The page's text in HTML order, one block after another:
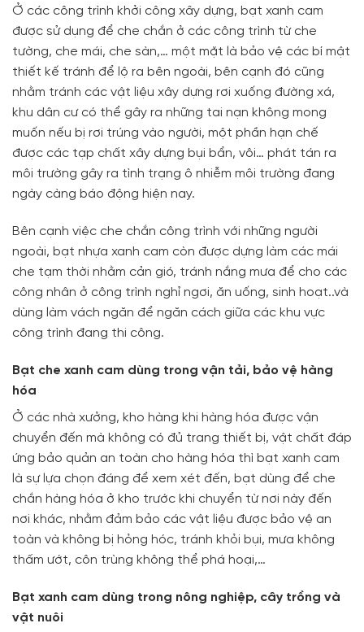
Ở các công trình khởi công xây dựng, bạt xanh cam
được sử dụng để che chắn ở các công trình từ che
tường, che mái, che sàn,… một mặt là bảo vệ các bí mật
thiết kế tránh để lộ ra bên ngoài, bên cạnh đó cũng
nhằm tránh các vật liệu xây dựng rơi xuống đường xá,
khu dân cư có thể gây ra những tai nạn không mong
muốn nếu bị rơi trúng vào người, một phần hạn chế
được các tạp chất xây dựng bụi bẩn, vôi… phát tán ra
môi trường gây ra tình trạng ô nhiễm môi trường đang
ngày càng báo động hiện nay.
Bên cạnh việc che chắn công trình với những người
ngoài, bạt nhựa xanh cam còn được dựng làm các mái
che tạm thời nhằm cản gió, tránh nắng mưa để cho các
công nhân ở công trình nghỉ ngơi, ăn uống, sinh hoạt..và
dùng làm vách ngăn để ngăn cách giữa các khu vực
công trình đang thi công.
Bạt che xanh cam dùng trong vận tải, bảo vệ hàng
hóa
Ở các nhà xưởng, kho hàng khi hàng hóa được vận
chuyển đến mà không có đủ trang thiết bị, vật chất đáp
ứng bảo quản an toàn cho hàng hóa thì bạt xanh cam
là sự lựa chọn đáng để xem xét đến, bạt dùng để che
chắn hàng hóa ở kho trước khi chuyển từ nơi này đến
nơi khác, nhằm đảm bảo các vật liệu được bảo vệ an
toàn và không bị hỏng hóc, tránh khỏi bụi, mưa không
thấm ướt, côn trùng không thể phá hoại,…
Bạt xanh cam dùng trong nông nghiệp, cây trồng và
vật nuôi